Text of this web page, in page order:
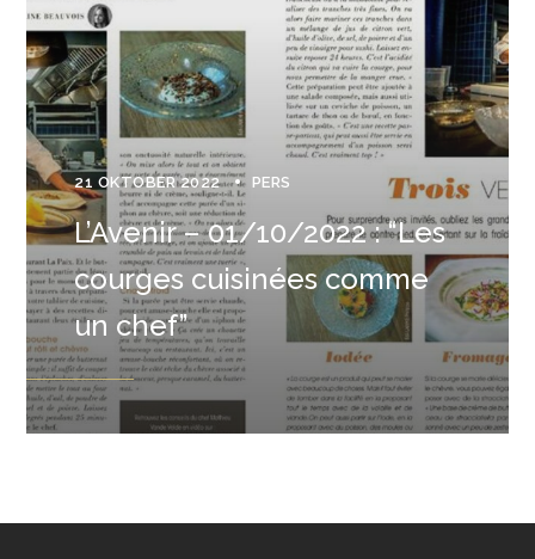
21 OKTOBER 2022 PERS
L’Avenir – 01/10/2022 : “Les
courges cuisinées comme
un chef”